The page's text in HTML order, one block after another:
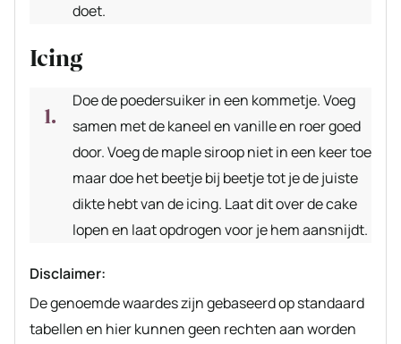
doet.
Icing
Doe de poedersuiker in een kommetje. Voeg
samen met de kaneel en vanille en roer goed
door. Voeg de maple siroop niet in een keer toe
maar doe het beetje bij beetje tot je de juiste
dikte hebt van de icing. Laat dit over de cake
lopen en laat opdrogen voor je hem aansnijdt.
Disclaimer:
De genoemde waardes zijn gebaseerd op standaard
tabellen en hier kunnen geen rechten aan worden